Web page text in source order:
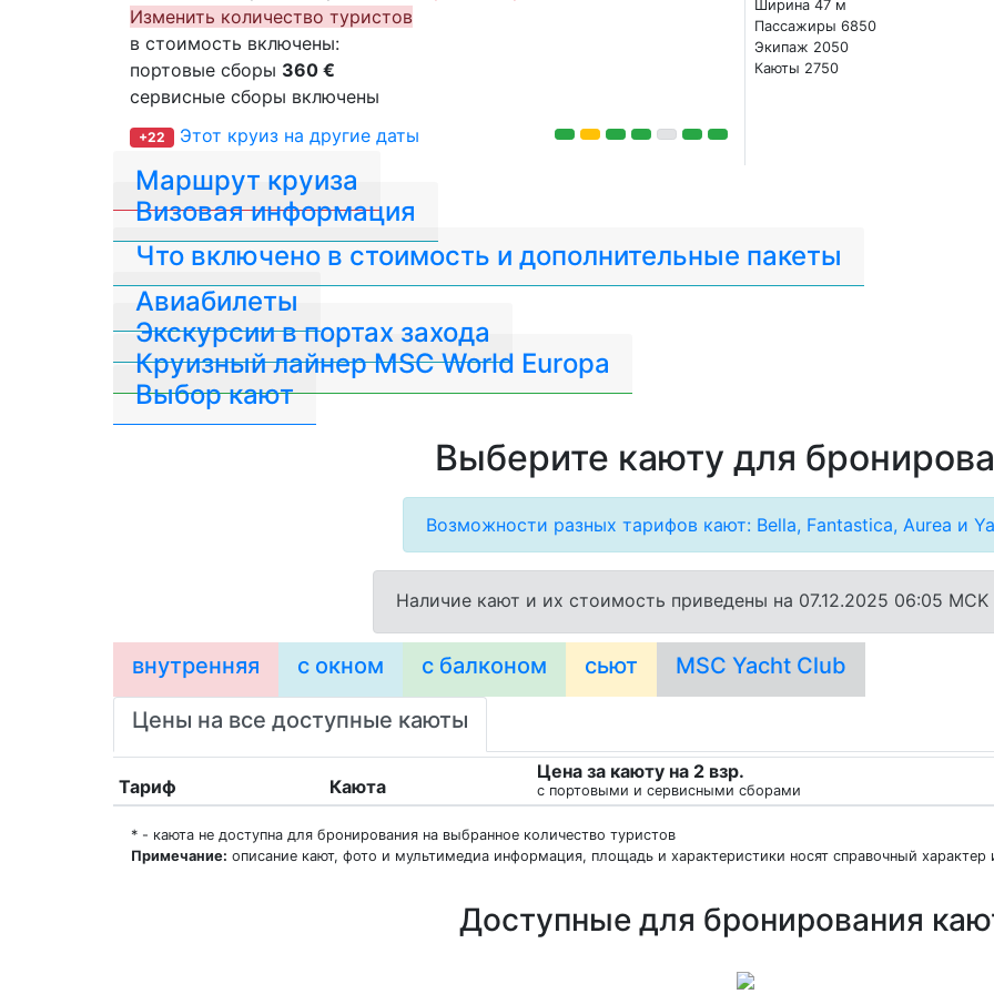
Изменить количество туристов
в стоимость включены:
портовые сборы 360 €
сервисные сборы включены
+22 Этот круиз на другие даты
Ширина 47 м
Пассажиры 6850
Экипаж 2050
Каюты 2750
Маршрут круиза
Визовая информация
Авиабилеты
Что включено в стоимость и дополнительные пакеты
Экскурсии в портах захода
Круизный лайнер MSC World Europa
Выбор кают
Выберите каюту для
Возможности разных тарифов кают: Bella, Fantastica, Aurea и
Наличие кают и их стоимость приведены на 07.12.2025 06:05 MCK
внутренняя с окном с балконом сьют MSC Yacht Club
Цены на все доступные каюты
Тариф Каюта
Цена за каюту на 2 взр.
с портовыми и сервисными сборами
* - каюта не доступна для бронирования на выбранное количество туристов
Примечание: описание кают, фото и мультимедиа информация, площадь и характеристики носят справочный характер
Доступные для бронирования